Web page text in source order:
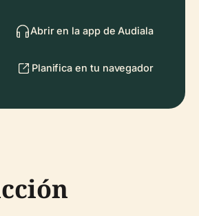
Abrir en la app de Audiala
Planifica en tu navegador